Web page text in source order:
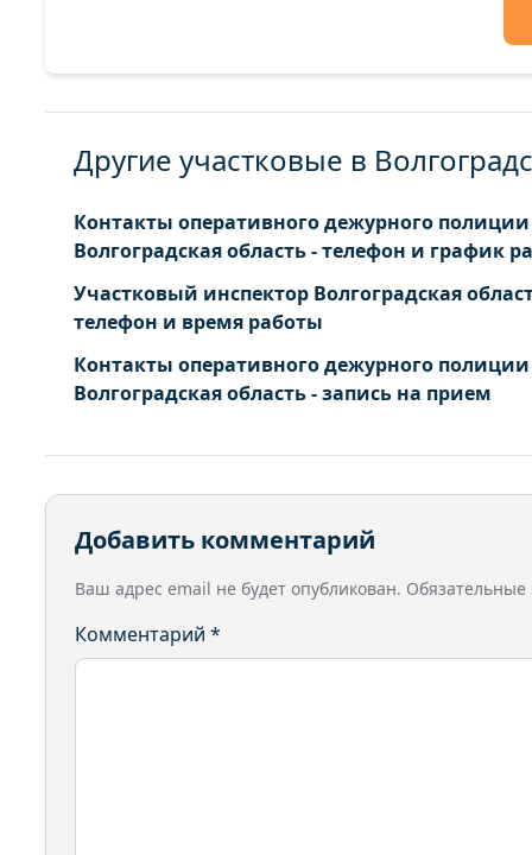
Другие участковые в
Контакты оперативного дежурного полиции
Волгоградская область - телефон и график
Участковый инспектор Волгоградская
телефон и время работы
Контакты оперативного дежурного полиции
Волгоградская область - запись на прием
Добавить комментарий
Ваш адрес email не будет опубликован.
Комментарий *